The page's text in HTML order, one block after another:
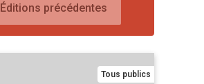
Éditions précédentes
Tous publics